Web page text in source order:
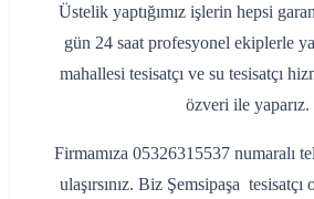
Üstelik yaptığımız işlerin hepsi
gün 24 saat profesyonel ekiplerle
mahallesi tesisatçı ve su tesisatçı
özveri ile yaparız.
Firmamıza 05326315537 numaralı
ulaşırsınız. Biz Şemsipaşa tesisatçı